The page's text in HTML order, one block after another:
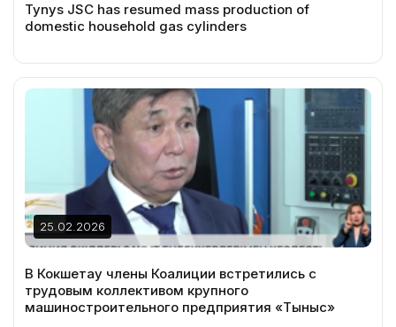
Tynys JSC has resumed mass production of
domestic household gas cylinders
25.02.2026
В Кокшетау члены Коалиции встретились с
трудовым коллективом крупного
машиностроительного предприятия «Тыныс»